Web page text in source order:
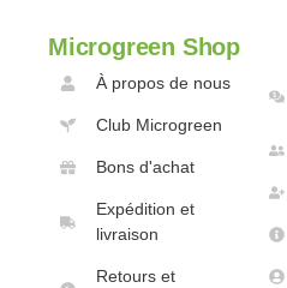
Microgreen Shop
À propos de nous
Club Microgreen
Bons d'achat
Expédition et
livraison
Retours et